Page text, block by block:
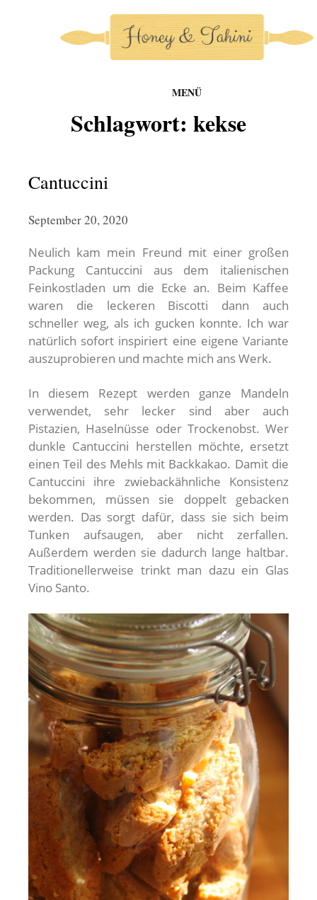
MENÜ
honey-and-tahini
Schlagwort: kekse
Cantuccini
September 20, 2020
Neulich kam mein Freund mit einer großen
Packung Cantuccini aus dem italienischen
Feinkostladen um die Ecke an. Beim Kaffee
waren die leckeren Biscotti dann auch
schneller weg, als ich gucken konnte. Ich war
natürlich sofort inspiriert eine eigene Variante
auszuprobieren und machte mich ans Werk.
In diesem Rezept werden ganze Mandeln
verwendet, sehr lecker sind aber auch
Pistazien, Haselnüsse oder Trockenobst. Wer
dunkle Cantuccini herstellen möchte, ersetzt
einen Teil des Mehls mit Backkakao. Damit die
Cantuccini ihre zwiebackähnliche Konsistenz
bekommen, müssen sie doppelt gebacken
werden. Das sorgt dafür, dass sie sich beim
Tunken aufsaugen, aber nicht zerfallen.
Außerdem werden sie dadurch lange haltbar.
Traditionellerweise trinkt man dazu ein Glas
Vino Santo.